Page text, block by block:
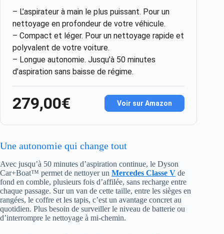
– L’aspirateur à main le plus puissant. Pour un
nettoyage en profondeur de votre véhicule.
– Compact et léger. Pour un nettoyage rapide et
polyvalent de votre voiture.
– Longue autonomie. Jusqu’à 50 minutes
d’aspiration sans baisse de régime.
279,00€ Voir sur Amazon
Une autonomie qui change tout
Avec jusqu’à 50 minutes d’aspiration continue, le Dyson
Car+Boat™ permet de nettoyer un Mercedes Classe V de
fond en comble, plusieurs fois d’affilée, sans recharge entre
chaque passage. Sur un van de cette taille, entre les sièges en
rangées, le coffre et les tapis, c’est un avantage concret au
quotidien. Plus besoin de surveiller le niveau de batterie ou
d’interrompre le nettoyage à mi-chemin.